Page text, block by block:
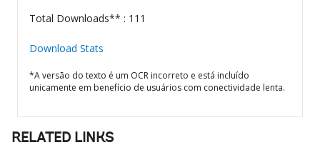
Total Downloads** : 111
Download Stats
*A versão do texto é um OCR incorreto e está incluído
unicamente em benefício de usuários com conectividade lenta.
RELATED LINKS